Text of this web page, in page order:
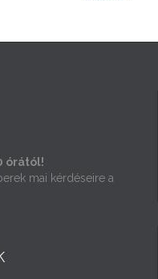
órától!
mai kérdéseire a